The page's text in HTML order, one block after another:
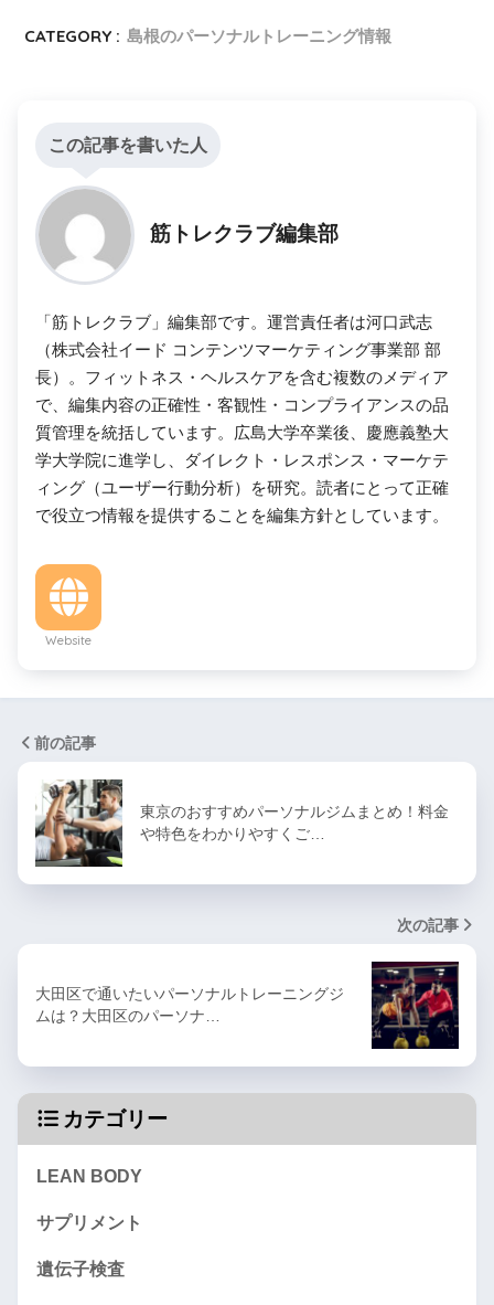
CATEGORY : 島根のパーソナルトレーニング情報
この記事を書いた人
筋トレクラブ編集部
「筋トレクラブ」編集部です。運営責任者は河口武志
（株式会社イード コンテンツマーケティング事業部 部
長）。フィットネス・ヘルスケアを含む複数のメディア
で、編集内容の正確性・客観性・コンプライアンスの品
質管理を統括しています。広島大学卒業後、慶應義塾大
学大学院に進学し、ダイレクト・レスポンス・マーケテ
ィング（ユーザー行動分析）を研究。読者にとって正確
で役立つ情報を提供することを編集方針としています。
Website
前の記事
東京のおすすめパーソナルジムまとめ！料金
や特色をわかりやすくご…
次の記事
大田区で通いたいパーソナルトレーニングジ
ムは？大田区のパーソナ…
カテゴリー
LEAN BODY
サプリメント
遺伝子検査